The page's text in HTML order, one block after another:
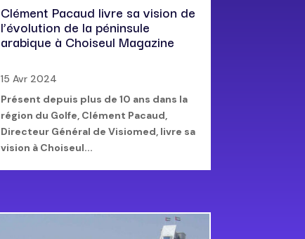
Clément Pacaud livre sa vision de
l’évolution de la péninsule
arabique à Choiseul Magazine
15 Avr 2024
Présent depuis plus de 10 ans dans la
région du Golfe, Clément Pacaud,
Directeur Général de Visiomed, livre sa
vision à Choiseul...